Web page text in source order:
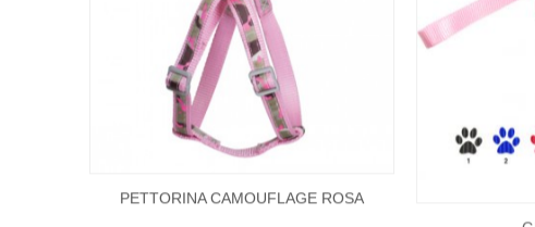
PETTORINA CAMOUFLAGE ROSA